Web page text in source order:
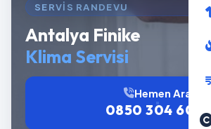
SERVIS RANDEVU
Antalya Finike
Klima Servisi
Hemen Ara
0850 304 6012